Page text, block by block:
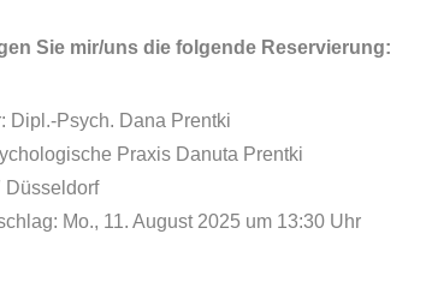
Sie mir/uns die folgende Reservierung:
Dipl.-Psych. Dana Prentki
Praxis Danuta Prentki
Düsseldorf
Mo., 11. August 2025 um 13:30 Uhr